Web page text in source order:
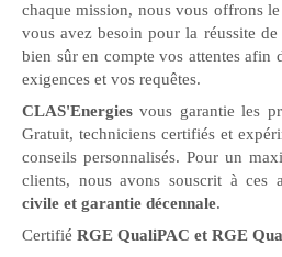
chaque mission, nous vous offrons
vous avez besoin pour la réussite
bien sûr en compte vos attentes afin
exigences et vos requêtes.
CLAS'Energies vous garantie les
Gratuit, techniciens certifiés et
conseils personnalisés. Pour un
clients, nous avons souscrit à ces
civile et garantie décennale.
Certifié RGE QualiPAC et RGE